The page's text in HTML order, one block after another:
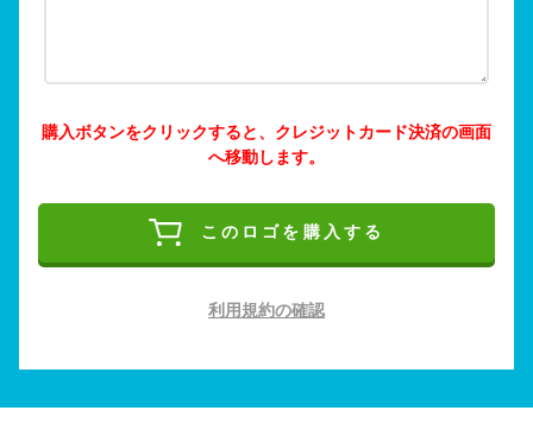
購入ボタンをクリックすると、クレジットカード決済の画面
へ移動します。
このロゴを購入する
利用規約の確認